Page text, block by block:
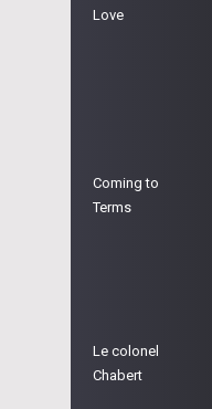
Love
Coming to
Terms
Le colonel
Chabert